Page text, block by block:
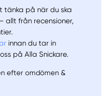
tänka på när du ska
allt från recensioner,
innan du tar in
på Alla Snickare.
efter omdömen &